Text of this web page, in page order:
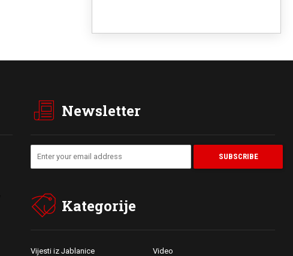
Newsletter
Kategorije
Vijesti iz Jablanice Video